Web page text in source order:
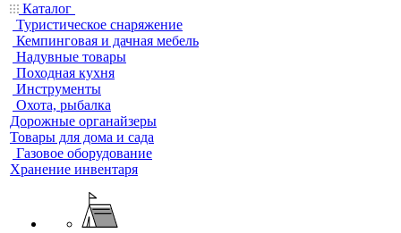
Каталог
Туристическое снаряжение
Кемпинговая и дачная мебель
Надувные товары
Походная кухня
Инструменты
Охота, рыбалка
Дорожные органайзеры
Товары для дома и сада
Газовое оборудование
Хранение инвентаря